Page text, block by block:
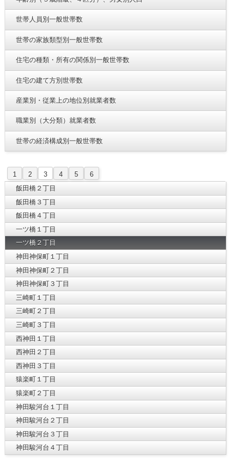
世帯人員別一般世帯数
世帯の家族類型別一般世帯数
住宅の種類・所有の関係別一般世帯数
住宅の建て方別世帯数
産業別・従業上の地位別就業者数
職業別（大分類）就業者数
世帯の経済構成別一般世帯数
1 2 3 4 5
6
飯田橋２丁目
飯田橋３丁目
飯田橋４丁目
一ツ橋１丁目
一ツ橋２丁目
神田神保町１丁目
神田神保町２丁目
神田神保町３丁目
三崎町１丁目
三崎町２丁目
三崎町３丁目
西神田１丁目
西神田２丁目
西神田３丁目
猿楽町１丁目
猿楽町２丁目
神田駿河台１丁目
神田駿河台２丁目
神田駿河台３丁目
神田駿河台４丁目